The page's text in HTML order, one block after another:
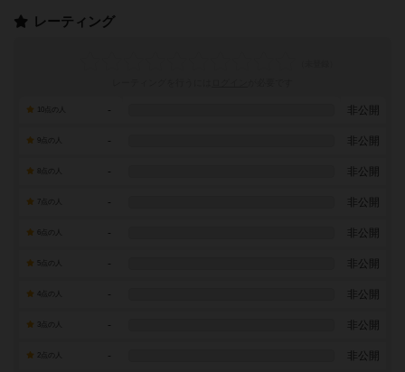
レーティング
- 非公開
- 非公開
- 非公開
7点の人 - 非公開
- 非公開
- 非公開
- 非公開
- 非公開
- 非公開